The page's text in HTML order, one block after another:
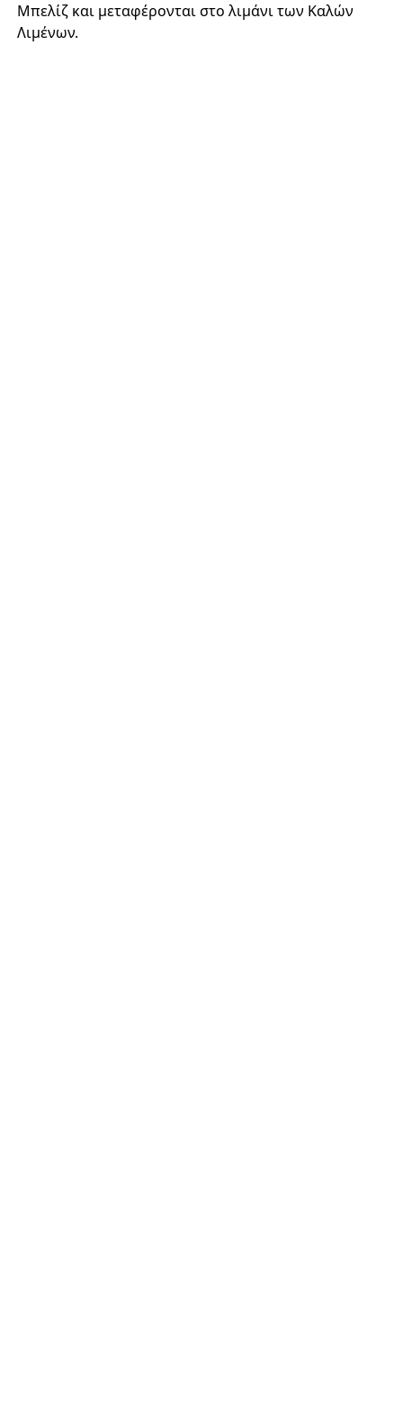
Μπελίζ και μεταφέρονται στο λιμάνι των Καλών
Λιμένων.